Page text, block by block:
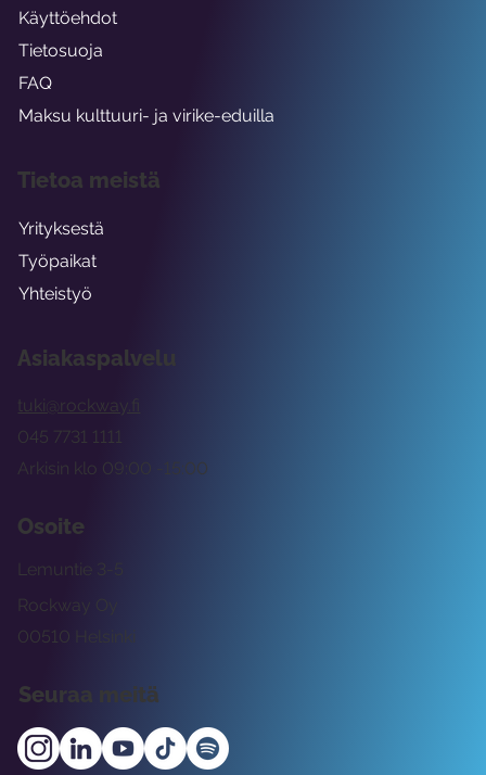
Asiakaspalvelu
tuki@rockway.fi
Arkisin klo 09:00 -15:00
045 7731 1111
Osoite
Rockway Oy
Lemuntie 3-5
00510 Helsinki
Seuraa meitä
Käyttöehdot
Tietosuoja
FAQ
Maksu kulttuuri- ja virike-eduilla
Tietoa meistä
Yrityksestä
Työpaikat
Yhteistyö